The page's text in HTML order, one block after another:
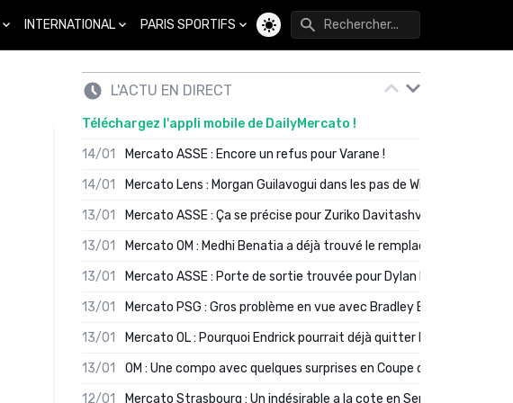
INTERNATIONAL PARIS SPORTIFS
Changer de thème
L'ACTU EN DIRECT
Téléchargez l'appli mobile de DailyMercato !
14/01
Mercato ASSE : Encore un refus pour Varane !
14/01
Mercato Lens : Morgan Guilavogui dans les pas de Will Still ?
13/01
Mercato ASSE : Ça se précise pour Zuriko Davitashvili
13/01
Mercato OM : Medhi Benatia a déjà trouvé le remplaçant de Robinio
13/01
Mercato ASSE : Porte de sortie trouvée pour Dylan Batubinsika
13/01
Mercato PSG : Gros problème en vue avec Bradley Barcola ?
13/01
Mercato OL : Pourquoi Endrick pourrait déjà quitter Lyon en janvier
13/01
OM : Une compo avec quelques surprises en Coupe de France
12/01
Mercato Strasbourg : Un indésirable a la cote en Serie A